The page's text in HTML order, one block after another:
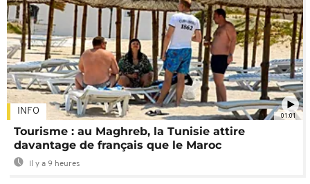
01:01
INFO
Tourisme : au Maghreb, la Tunisie attire
davantage de français que le Maroc
Il y a 9 heures